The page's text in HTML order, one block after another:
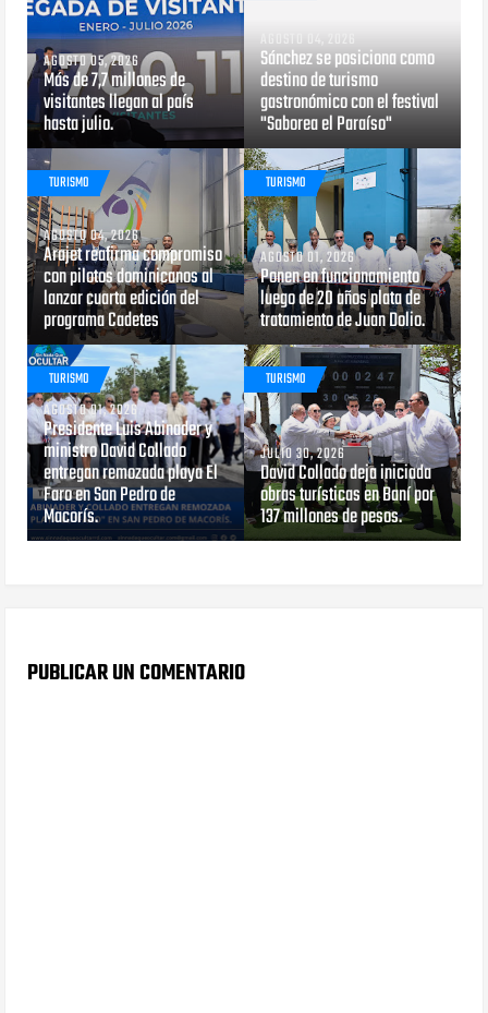
AGOSTO 05, 2026
Más de 7,7 millones de
visitantes llegan al país
hasta julio.
AGOSTO 04, 2026
Sánchez se posiciona como
destino de turismo
gastronómico con el festival
"Saborea el Paraíso"
TURISMO
AGOSTO 04, 2026
Arajet reafirma compromiso
con pilotos dominicanos al
lanzar cuarta edición del
programa Cadetes
TURISMO
AGOSTO 01, 2026
Ponen en funcionamiento
luego de 20 años plata de
tratamiento de Juan Dolio.
TURISMO
AGOSTO 01, 2026
Presidente Luis Abinader y
ministro David Collado
entregan remozada playa El
Faro en San Pedro de
Macorís.
TURISMO
JULIO 30, 2026
David Collado deja iniciada
obras turísticas en Baní por
137 millones de pesos.
PUBLICAR UN COMENTARIO